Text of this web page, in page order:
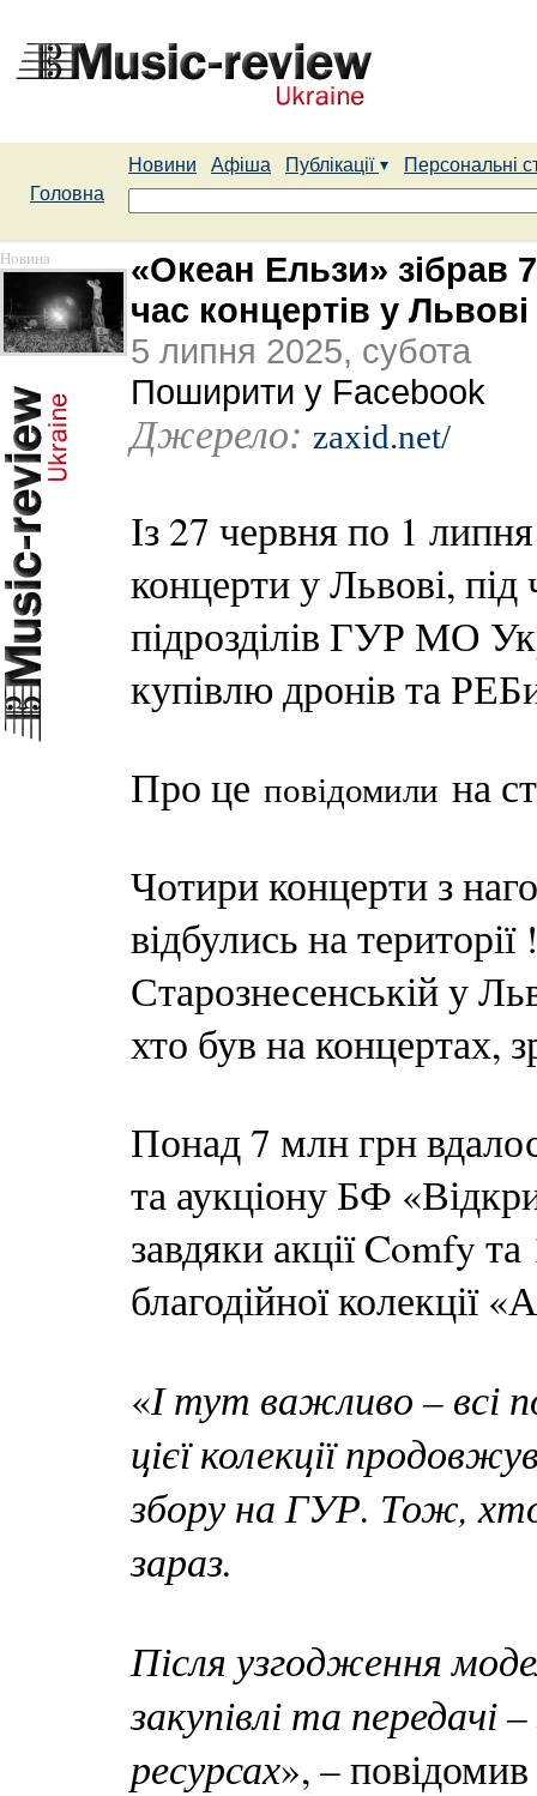
Новини Афіша Публікації
Персональні
Головна
Новина
«Океан Ельзи» зібрав
час концертів у Львові
5 липня 2025, субота
Поширити у Facebook
Джерело: zaxid.net/
Із 27 червня по 1
концерти у Львові,
підрозділів ГУР МО
купівлю дронів та
Про це повідомили на
Чотири концерти з
відбулись на
Старознесенській у
хто був на концертах,
Понад 7 млн грн
та аукціону БФ
завдяки акції Comfy
благодійної колекції
«І тут важливо – всі
цієї колекції
збору на ГУР. Тож,
зараз.
Після узгодження
закупівлі та передачі
ресурсах», –